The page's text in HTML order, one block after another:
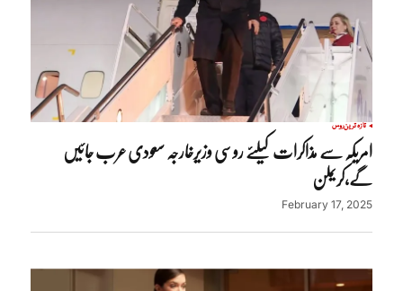
تازہ ترینروس
امریکہ سے مذاکرات کیلئے روسی وزیرخارجہ سعودی عرب جائیں
گے،کریملن
February 17, 2025